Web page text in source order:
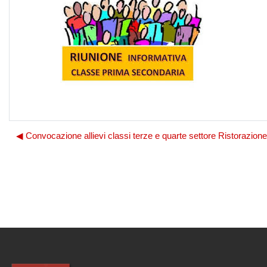
◀︎ Convocazione allievi classi terze e quarte settore Ristorazione